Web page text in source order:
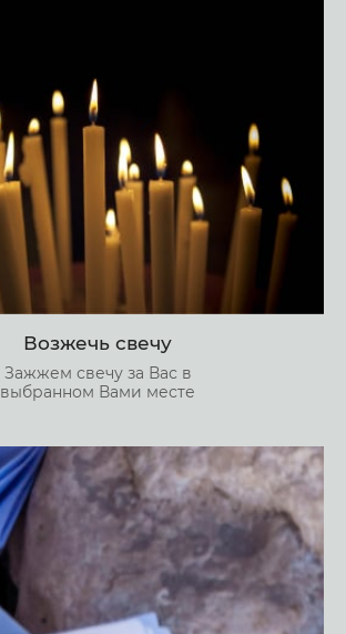
Возжечь свечу
Зажжем свечу за Вас в
выбранном Вами месте